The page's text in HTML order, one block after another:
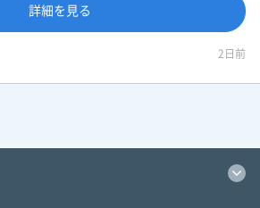
詳細を見る
2日前